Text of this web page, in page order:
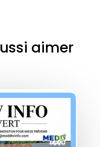
aimer